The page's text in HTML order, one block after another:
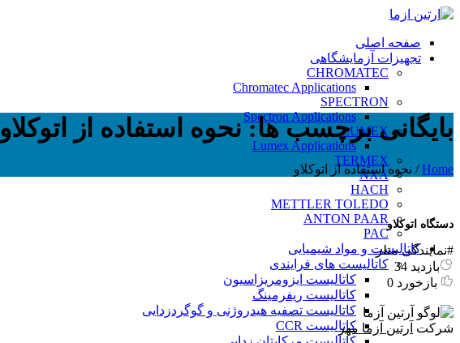
صفحه اصلی
تجهیزات آزمایشگاهی
CHROMATEC
Chromatec Applications
SPECTRON
Spectron Applications
LUMEX
Lumex Applications
TERMEX
NXA
HACH
METTLER TOLEDO
ANTON PAAR
PAC
کاتالیست و مواد شیمیایی
کاتالیست های فرایندی
کاتالیست ایزومریزاسیون
کاتالیست ریفرمینگ
کاتالیست تصفیه هیدروژنی و گوگردزدایی
کاتالیست CCR
بایگانی برچسب ها: نحوه استفاده از اتوکلاو
Home
/ نحوه استفاده از اتوکلاو
دستگاه اتوکلاو
#نمایندگی متلر
بازدید 34
بازخورد 0
شرکت آرتین آزما مهر